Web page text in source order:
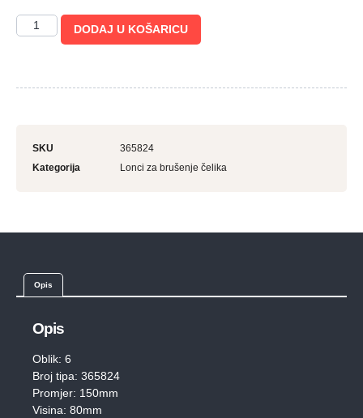
DODAJ U KOŠARICU
SKU
365824
Kategorija
Lonci za brušenje čelika
Opis
Opis
Oblik: 6
Broj tipa: 365824
Promjer: 150mm
Visina: 80mm